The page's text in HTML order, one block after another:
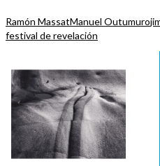
Ramón MassatManuel Outumuro
festival de revelación